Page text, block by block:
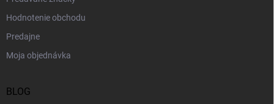
Hodnotenie obchodu
Predajne
Moja objednávka
BLOG